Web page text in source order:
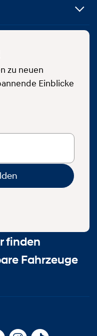
zu neuen
Einblicke
finden
Fahrzeuge